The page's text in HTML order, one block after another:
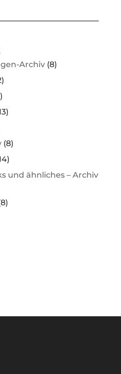
Archiv(8)
(8)
und ähnliches – Archiv